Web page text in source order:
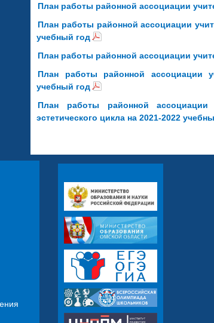
План работы районной ассоциации
План работы районной ассоциации
учебный год
План работы районной ассоциации
План работы районной ассоциации
учебный год
План работы районной ассоциации
эстетического цикла на 2021-2022